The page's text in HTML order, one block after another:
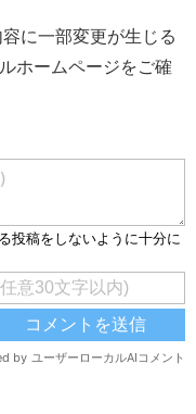
に一部変更が生じる
ホームページをご確